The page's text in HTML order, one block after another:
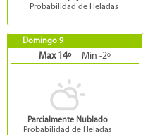
Probabilidad de Heladas
Domingo 9
Max 14º Min -2º
Parcialmente Nublado
Probabilidad de Heladas